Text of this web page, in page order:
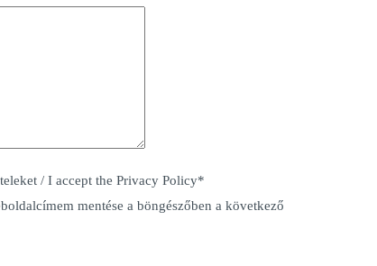
/ I accept the Privacy Policy*
mentése a böngészőben a következő